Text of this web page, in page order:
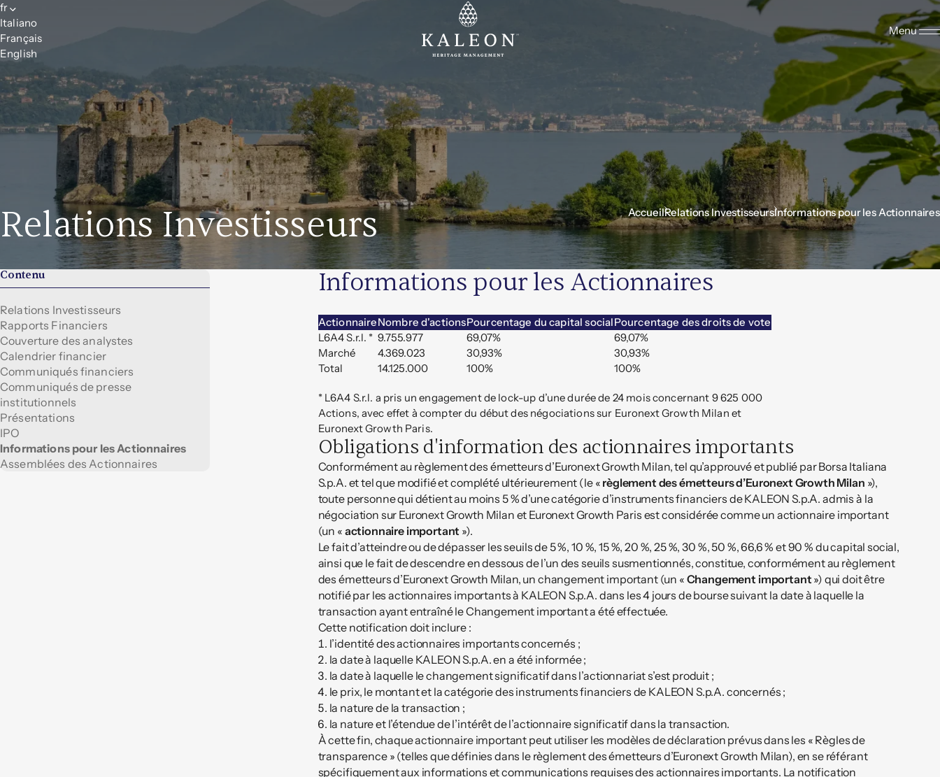
fr
Italiano
Français
English
Menu
Relations Investisseurs AccueilRelations InvestisseursInformations pour les Actionnaires
Contenu
Relations Investisseurs
Rapports Financiers
Couverture des analystes
Calendrier financier
Communiqués financiers
Communiqués de presse
institutionnels
Présentations
IPO
Informations pour les Actionnaires
Assemblées des Actionnaires
Informations pour les Actionnaires
* L6A4 S.r.l. a pris un engagement de lock-up d’une durée de 24 mois concernant 9 625 000
Actions, avec effet à compter du début des négociations sur Euronext Growth Milan et
Euronext Growth Paris.
ActionnaireNombre d'actionsPourcentage du capital socialPourcentage des droits de vote
L6A4 S.r.l. * 9.755.977 69,07%
69,07%
Marché
4.369.023 30,93%
30,93%
Total
14.125.000 100% 100%
Obligations d'information des actionnaires importants
Conformément au règlement des émetteurs d’Euronext Growth Milan, tel qu’approuvé et publié par Borsa Italiana
S.p.A. et tel que modifié et complété ultérieurement (le « règlement des émetteurs d’Euronext Growth Milan »),
toute personne qui détient au moins 5 % d’une catégorie d’instruments financiers de KALEON S.p.A. admis à la
négociation sur Euronext Growth Milan et Euronext Growth Paris est considérée comme un actionnaire important
(un « actionnaire important »).
Le fait d’atteindre ou de dépasser les seuils de 5 %, 10 %, 15 %, 20 %, 25 %, 30 %, 50 %, 66,6 % et 90 % du capital social,
ainsi que le fait de descendre en dessous de l’un des seuils susmentionnés, constitue, conformément au règlement
des émetteurs d’Euronext Growth Milan, un changement important (un « Changement important ») qui doit être
notifié par les actionnaires importants à KALEON S.p.A. dans les 4 jours de bourse suivant la date à laquelle la
transaction ayant entraîné le Changement important a été effectuée.
Cette notification doit inclure :
l’identité des actionnaires importants concernés ;
la date à laquelle KALEON S.p.A. en a été informée ;
la date à laquelle le changement significatif dans l’actionnariat s’est produit ;
le prix, le montant et la catégorie des instruments financiers de KALEON S.p.A. concernés ;
la nature de la transaction ;
la nature et l’étendue de l’intérêt de l’actionnaire significatif dans la transaction.
À cette fin, chaque actionnaire important peut utiliser les modèles de déclaration prévus dans les « Règles de
transparence » (telles que définies dans le règlement des émetteurs d’Euronext Growth Milan), en se référant
spécifiquement aux informations et communications requises des actionnaires importants. La notification